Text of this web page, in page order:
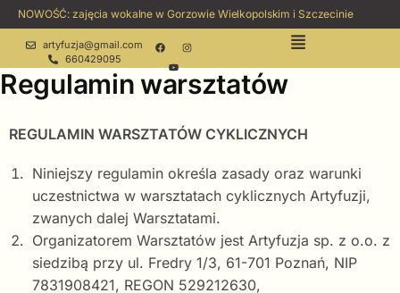
NOWOŚĆ: zajęcia wokalne w Gorzowie Wielkopolskim i Szczecinie
artyfuzja@gmail.com
660429095
Regulamin warsztatów
REGULAMIN WARSZTATÓW CYKLICZNYCH
Niniejszy regulamin określa zasady oraz warunki
uczestnictwa w warsztatach cyklicznych Artyfuzji,
zwanych dalej Warsztatami.
Organizatorem Warsztatów jest Artyfuzja sp. z o.o. z
siedzibą przy ul. Fredry 1/3, 61-701 Poznań, NIP
7831908421, REGON 529212630,